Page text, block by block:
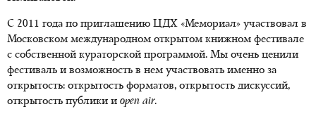
С 2011 года по приглашению ЦДХ «Мемориал» участвовал в
Московском международном открытом книжном фестивале
с собственной кураторской программой. Мы очень ценили
фестиваль и возможность в нем участвовать именно за
открытость: открытость форматов, открытость дискуссий,
открытость публики и open air.